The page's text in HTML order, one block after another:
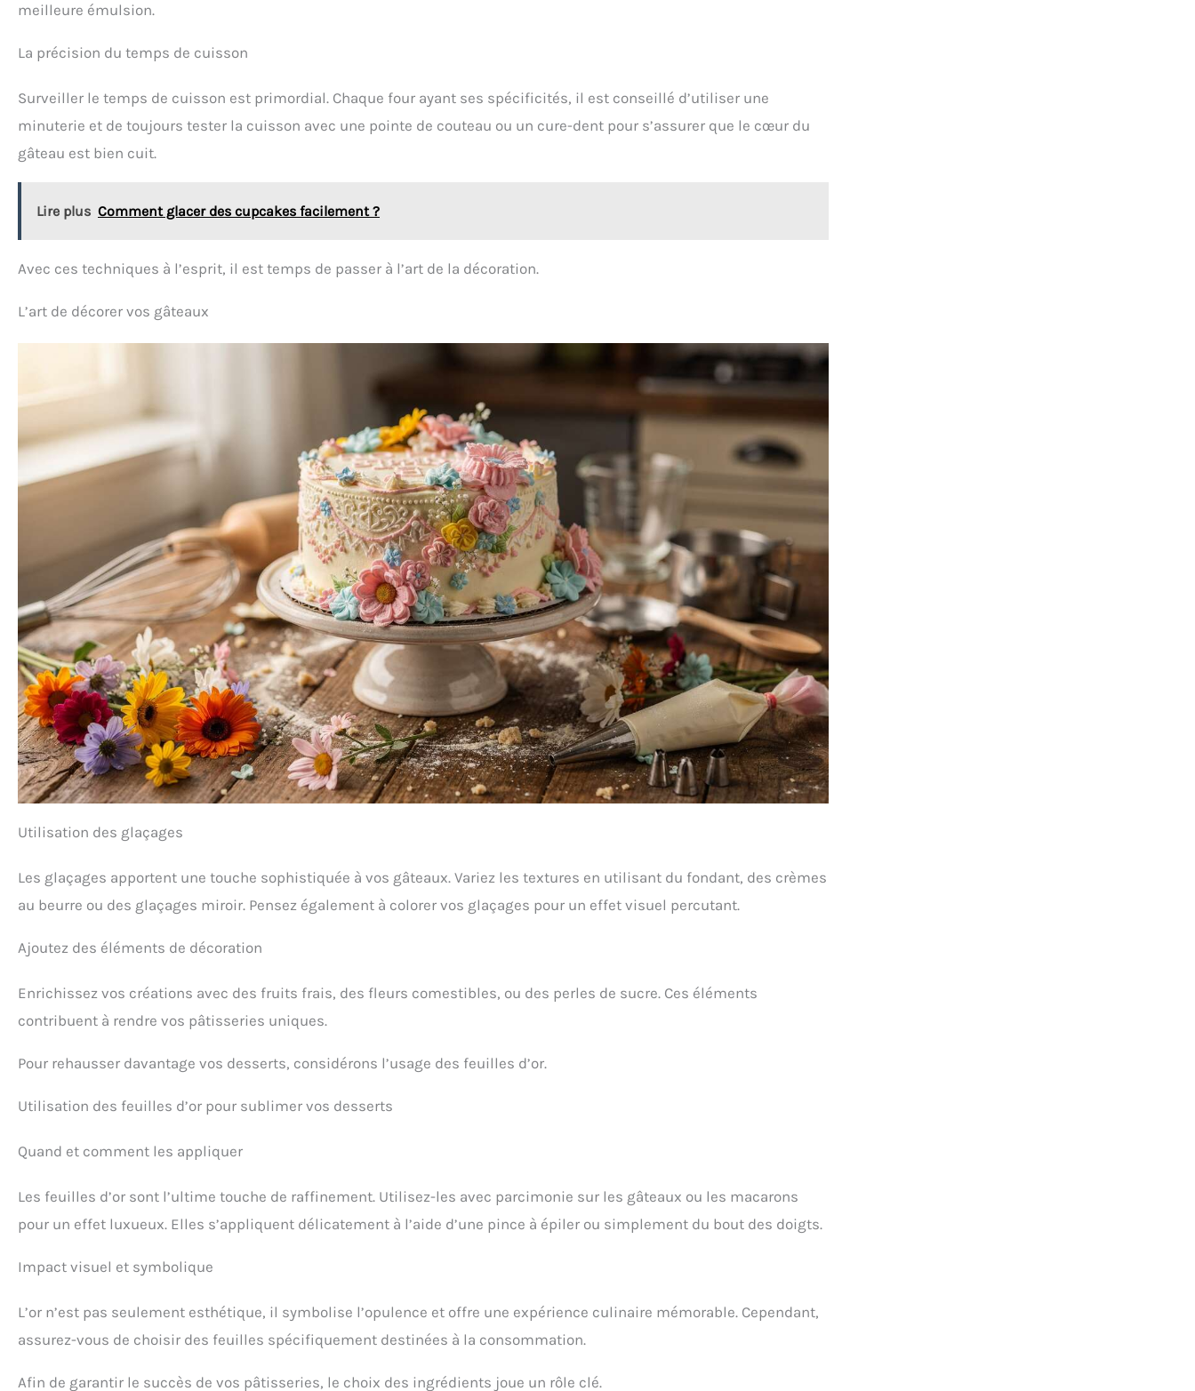
meilleure émulsion.
La précision du temps de cuisson
Surveiller le temps de cuisson est primordial. Chaque four ayant ses spécificités, il est conseillé d’utiliser une
minuterie et de toujours tester la cuisson avec une pointe de couteau ou un cure-dent pour s’assurer que le cœur du
gâteau est bien cuit.
Lire plus Comment glacer des cupcakes facilement ?
Avec ces techniques à l’esprit, il est temps de passer à l’art de la décoration.
L’art de décorer vos gâteaux
Utilisation des glaçages
Les glaçages apportent une touche sophistiquée à vos gâteaux. Variez les textures en utilisant du fondant, des crèmes
au beurre ou des glaçages miroir. Pensez également à colorer vos glaçages pour un effet visuel percutant.
Ajoutez des éléments de décoration
Enrichissez vos créations avec des fruits frais, des fleurs comestibles, ou des perles de sucre. Ces éléments
contribuent à rendre vos pâtisseries uniques.
Pour rehausser davantage vos desserts, considérons l’usage des feuilles d’or.
Utilisation des feuilles d’or pour sublimer vos desserts
Quand et comment les appliquer
Les feuilles d’or sont l’ultime touche de raffinement. Utilisez-les avec parcimonie sur les gâteaux ou les macarons
pour un effet luxueux. Elles s’appliquent délicatement à l’aide d’une pince à épiler ou simplement du bout des doigts.
Impact visuel et symbolique
L’or n’est pas seulement esthétique, il symbolise l’opulence et offre une expérience culinaire mémorable. Cependant,
assurez-vous de choisir des feuilles spécifiquement destinées à la consommation.
Afin de garantir le succès de vos pâtisseries, le choix des ingrédients joue un rôle clé.